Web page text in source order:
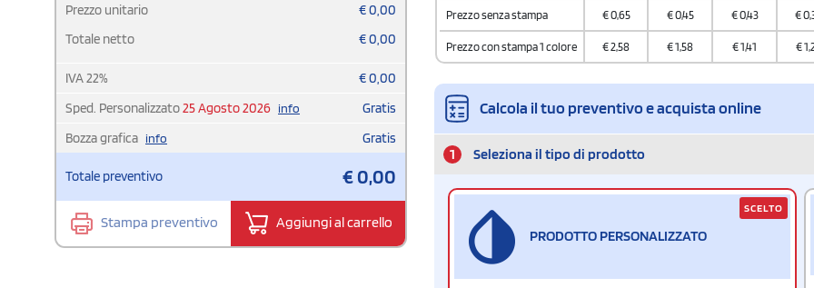
Prezzo unitario €0,00
Totale netto
€0,00
IVA22% €0,00
Sped. Personalizzato25 Agosto 2026 info
Gratis
Bozza grafica info Gratis
Totale preventivo €0,00
Stampa preventivo Aggiungi al carrello
500
Prezzo senza stampa €0,65 €0,45 €0,43 €
Prezzo con stampa 1 colore €2,58 €1,58 €1,41 €
Calcola il tuo preventivo e acquista online
1 Seleziona il tipo di prodotto
PRODOTTO PERSONALIZZATO
SCELTO